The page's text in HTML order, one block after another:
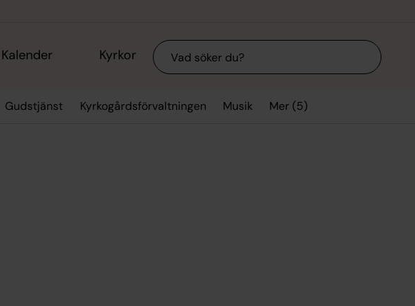
Kalender Kyrkor Sök
Gudstjänst Kyrkogårdsförvaltningen Musik Mer (5)